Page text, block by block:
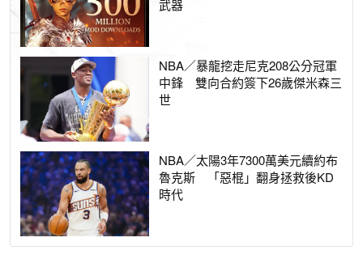
武器
NBA／暴龍挖走尼克208公分冠軍
中鋒 雙向合約簽下26歲傑米森三
世
NBA／太陽3年7300萬美元續約布
魯克斯 「惡棍」翻身拯救後KD
時代